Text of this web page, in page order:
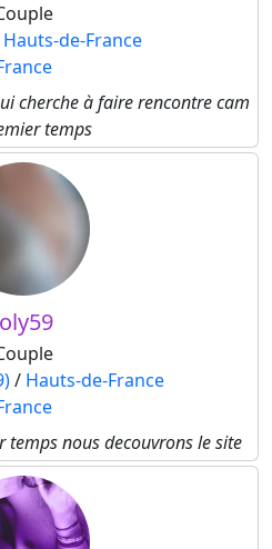
Hauts-de-France
cherche à faire rencontre cam
temps
/ Hauts-de-France
nous decouvrons le site